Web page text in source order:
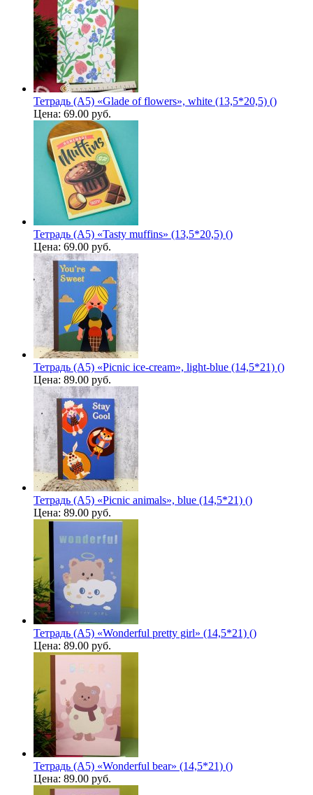
Тетрадь (A5) «Glade of flowers», white (13,5*20,5) ()
Цена: 69.00 руб.
Тетрадь (A5) «Tasty muffins» (13,5*20,5) ()
Цена: 69.00 руб.
Тетрадь (A5) «Picnic ice-cream», light-blue (14,5*21) ()
Цена: 89.00 руб.
Тетрадь (A5) «Picnic animals», blue (14,5*21) ()
Цена: 89.00 руб.
Тетрадь (A5) «Wonderful pretty girl» (14,5*21) ()
Цена: 89.00 руб.
Тетрадь (A5) «Wonderful bear» (14,5*21) ()
Цена: 89.00 руб.